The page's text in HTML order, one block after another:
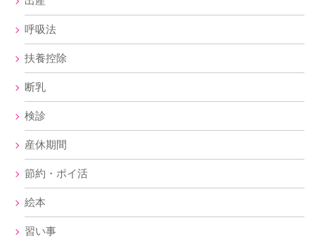
呼吸法
扶養控除
断乳
検診
産休期間
節約・ポイ活
絵本
習い事